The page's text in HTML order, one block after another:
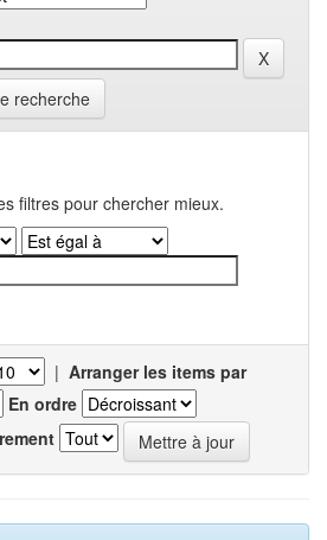
recherche
filtres pour chercher mieux.
| Arranger les items par
En ordre